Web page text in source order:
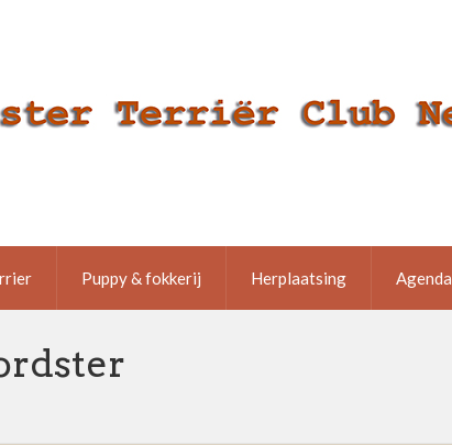
Puppy & fokkerij Herplaatsing Agenda